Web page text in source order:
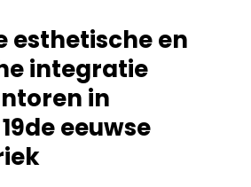
esthetische en
integratie
in
eeuwse